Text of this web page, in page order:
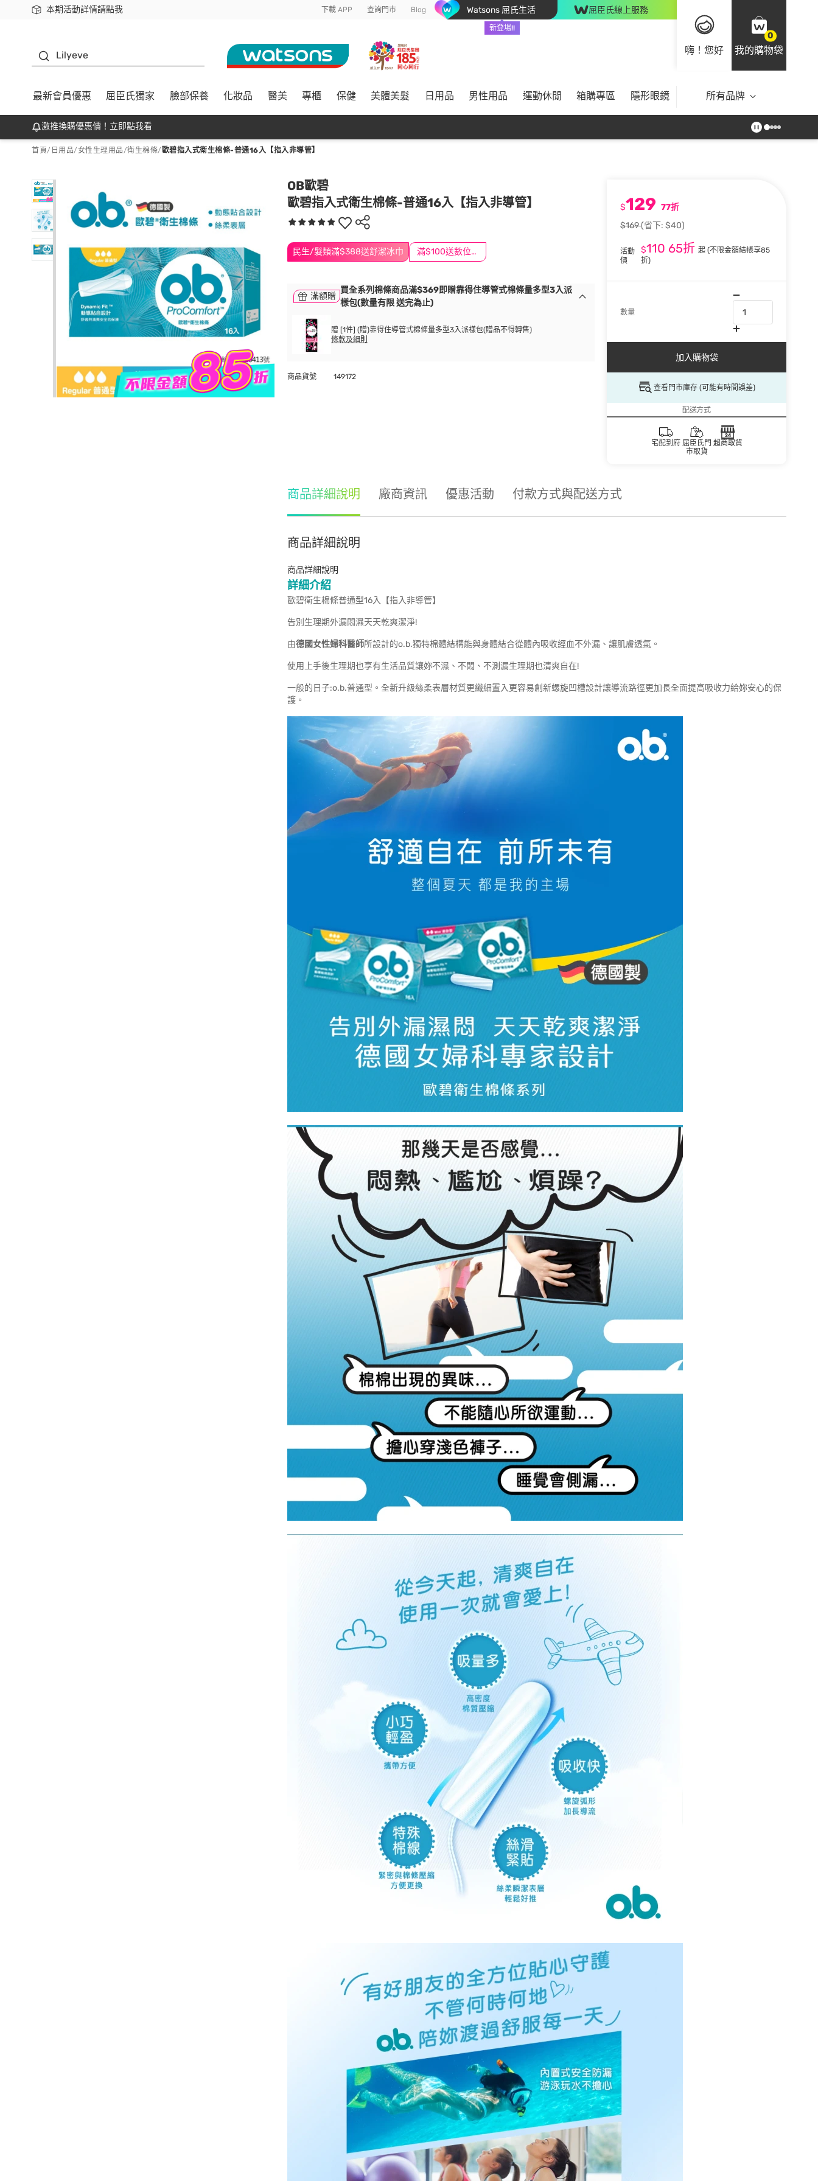
本期活動詳情請點我
下載app最高回饋$350 下載 APP 查詢門市 Blog Watsons 屈氏生活
新登場!!
屈臣氏線上服務
嗨！您好
0
我的購物袋
Lilyeve
最新會員優惠 屈臣氏獨家 臉部保養 化妝品 醫美 專櫃 保健 美體美髮 日用品 男性用品 運動休閒 箱購專區 隱形眼鏡 所有品牌
激推換購優惠價！立即點我看
首頁/ 日用品/女性生理用品/衛生棉條/ 歐碧指入式衛生棉條-普通16入【指入非導管】
OB歐碧
歐碧指入式衛生棉條-普通16入【指入非導管】
民生/髮類滿$388送舒潔冰巾 滿$100送數位印花
$129 77折
$169(省下: $40)
活動
價
$110 65折起(不限金額結帳享85
折)
數量
加入購物袋
查看門市庫存 (可能有時間誤差)
配送方式
宅配到府 屈臣氏門
市取貨
超商取貨
滿額贈
買全系列棉條商品滿$369即贈靠得住導管式棉條量多型3入派
樣包(數量有限 送完為止)
贈 [1件] (贈)靠得住導管式棉條量多型3入派樣包(贈品不得轉售)
條款及細則
商品貨號 149172
商品詳細說明 廠商資訊 優惠活動 付款方式與配送方式
商品詳細說明
商品詳細說明
詳細介紹
歐碧衛生棉條普通型16入【指入非導管】
告別生理期外漏悶濕天天乾爽潔淨!
由德國女性婦科醫師所設計的o.b.獨特棉體結構能與身體結合從體內吸收經血不外漏、讓肌膚透氣。
使用上手後生理期也享有生活品質讓妳不濕、不悶、不測漏生理期也清爽自在!
一般的日子:o.b.普通型。全新升級絲柔表層材質更纖細置入更容易創新螺旋凹槽設計讓導流路徑更加長全面提高吸收力給妳安心的保
護。